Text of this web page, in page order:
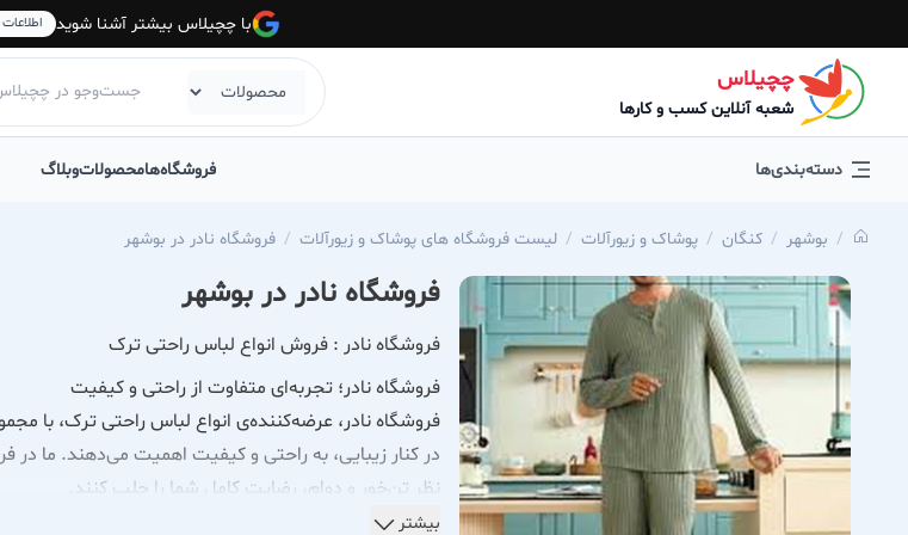
با چچیلاس بیشتر آشنا شوید
چچیلاس
شعبه آنلاین کسب و کارها
دسته‌بندی‌ها فروشگاه‌هامحصولاتوبلاگ
بوشهر كنگان پوشاک و زیورآلات لیست فروشگاه های پوشاک و زیورآلات فروشگاه نادر در بوشهر
فروشگاه نادر در بوشهر
فروشگاه نادر : فروش انواع لباس راحتی ترک
فروشگاه نادر؛ تجربه‌ای متفاوت از راحتی و کیفیت
فروشگاه نادر، عرضه‌کننده‌ی انواع لباس راحتی ترک، با
در کنار زیبایی، به راحتی و کیفیت اهمیت می‌دهند. ما در
نظر تن‌خور و دوام، رضایت کامل شما را جلب کنند.
بیشتر